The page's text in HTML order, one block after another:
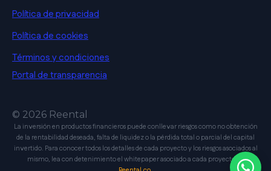
Política de privacidad
Política de cookies
Términos y condiciones
Portal de transparencia
© 2026 Reental
La inversión en productos financieros puede conllevar riesgos como no obtención
de la rentabilidad deseada, falta de liquidez o la pérdida total o parcial del capital
invertido. Para conocer todos los detalles de cada proyecto y los riesgos asociados al
mismo, lea con detenimiento el whitepaper asociado a cada proyecto en